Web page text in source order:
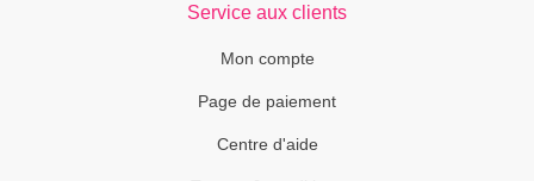
Service aux clients
Mon compte
Page de paiement
Centre d'aide